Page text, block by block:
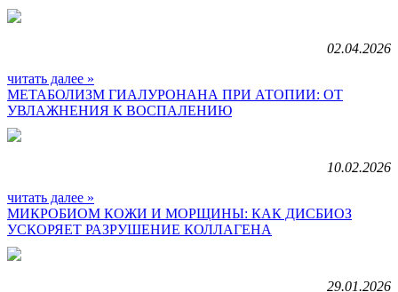
02.04.2026
читать далее »
МЕТАБОЛИЗМ ГИАЛУРОНАНА ПРИ АТОПИИ: ОТ
УВЛАЖНЕНИЯ К ВОСПАЛЕНИЮ
10.02.2026
читать далее »
МИКРОБИОМ КОЖИ И МОРЩИНЫ: КАК ДИСБИОЗ
УСКОРЯЕТ РАЗРУШЕНИЕ КОЛЛАГЕНА
29.01.2026